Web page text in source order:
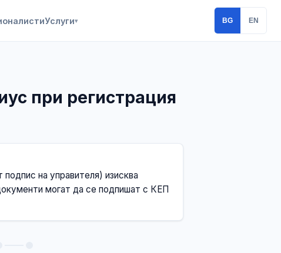
Услуги▾ BG EN
при регистрация
подпис на управителя) изисква
могат да се подпишат с КЕП